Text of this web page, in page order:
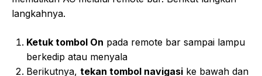
langkahnya.
Ketuk tombol On pada remote bar sampai lampu
berkedip atau menyala
Berikutnya, tekan tombol navigasi ke bawah dan